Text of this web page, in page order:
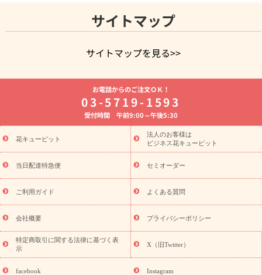
サイトマップ
サイトマップを見る>>
よく贈られる花
お祝いの花特集
誕生日フラワーギフト特集
8月の誕生花(トルコキキョウ)
開店・開業祝い
お供え・お悔やみ お供え・お悔やみの花
通夜・葬儀に贈る花 胡蝶蘭・花鉢
ーブドフラワー
季節のイベント
ひまわり ギフト・プレゼント
特集
お盆 花（新盆・初盆） 季節のイベント
お盆 花（新
盆・初盆）
お盆 花（新盆・初盆）
お盆・お供え 花とセットギ
フト
お盆・お供え プリザーブドフラワー
ひまわり ギフト・プ
レゼント特集
夏の花贈り・お中元・暑中見舞い 花のギフト特集
敬老の日におくる花ギフト・プレゼント特集
花ギフト・プレゼント特集
敬老の日 花のおすすめランキング
敬
老の日 花鉢植えのギフト・プレゼント特集
敬老の日 花とセットギ
フト・プレゼント特集
敬老の日の花 全てのギフト一覧
キャン
ペーン
映画『ウォーターガーディアンズ』コラボキャンペーン
「きょう誕生日なんです」キャンペーン
誕生日の花を探す
誕生日フラワーギフト 誕生日フラワーギフト特集
お電話からのご注文ＯＫ！
03-5719-1593
受付時間 午前9:00～午後5:30
花キューピット
法人のお客様は
ビジネス花キューピット
当日配達特急便 セミオーダー
ご利用ガイド よくある質問
会社概要 プライバシーポリシー
特定商取引に関する法律に基づく表
示
X（旧Twitter）
facebook Instagram